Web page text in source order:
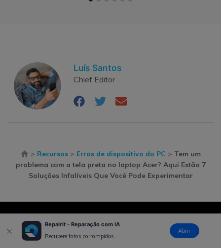
Luís Santos
Chief Editor
> Recursos> Erros de dispositivo do PC > Tem um
problema com a tela preta no laptop Acer? Aqui Estão 7
Soluções Infalíveis Que Você Pode Experimentar
Produtos Maravilhosos
Repairit - Reparação com IA
Recupere fotos corrompidas
Abrir